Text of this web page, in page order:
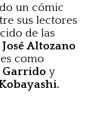
un cómic
sus lectores
de las
José Altozano
como
Garrido y